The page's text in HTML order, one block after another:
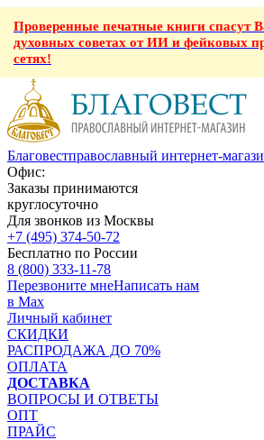
Проверенные печатные книги спасут
духовных советах от ИИ и фейковых
сетях!
Благовестправославный интернет-
Офис:
Заказы принимаются
круглосуточно
Для звонков из Москвы
+7 (495) 374-50-72
Бесплатно по России
8 (800) 333-11-78
Перезвоните мнеНаписать нам
в Max
Личный кабинет
СКИДКИ
РАСПРОДАЖА ДО 70%
ОПЛАТА
ДОСТАВКА
ВОПРОСЫ И ОТВЕТЫ
ОПТ
ПРАЙС